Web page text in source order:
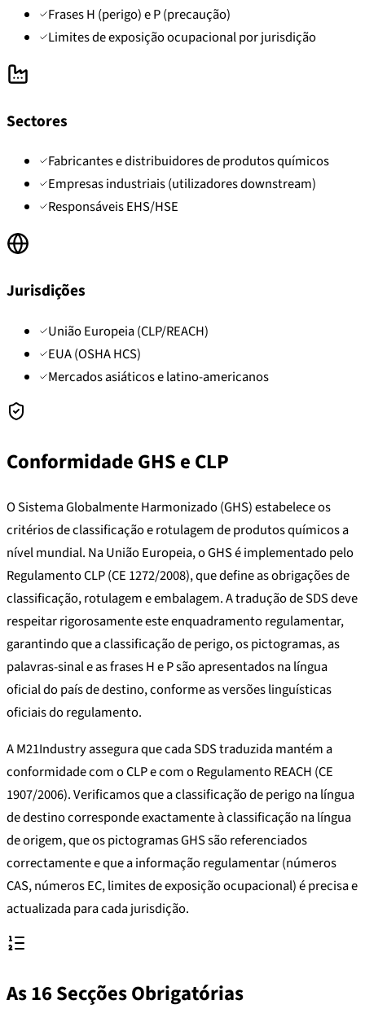
Frases H (perigo) e P (precaução)
Limites de exposição ocupacional por jurisdição
Sectores
Fabricantes e distribuidores de produtos químicos
Empresas industriais (utilizadores downstream)
Responsáveis EHS/HSE
Jurisdições
União Europeia (CLP/REACH)
EUA (OSHA HCS)
Mercados asiáticos e latino-americanos
Conformidade GHS e CLP
O Sistema Globalmente Harmonizado (GHS) estabelece os
critérios de classificação e rotulagem de produtos químicos a
nível mundial. Na União Europeia, o GHS é implementado pelo
Regulamento CLP (CE 1272/2008), que define as obrigações de
classificação, rotulagem e embalagem. A tradução de SDS deve
respeitar rigorosamente este enquadramento regulamentar,
garantindo que a classificação de perigo, os pictogramas, as
palavras-sinal e as frases H e P são apresentados na língua
oficial do país de destino, conforme as versões linguísticas
oficiais do regulamento.
A M21Industry assegura que cada SDS traduzida mantém a
conformidade com o CLP e com o Regulamento REACH (CE
1907/2006). Verificamos que a classificação de perigo na língua
de destino corresponde exactamente à classificação na língua
de origem, que os pictogramas GHS são referenciados
correctamente e que a informação regulamentar (números
CAS, números EC, limites de exposição ocupacional) é precisa e
actualizada para cada jurisdição.
As 16 Secções Obrigatórias